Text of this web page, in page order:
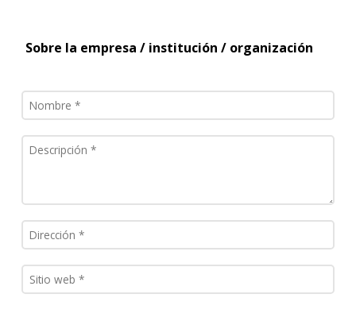
Sobre la empresa / institución / organización